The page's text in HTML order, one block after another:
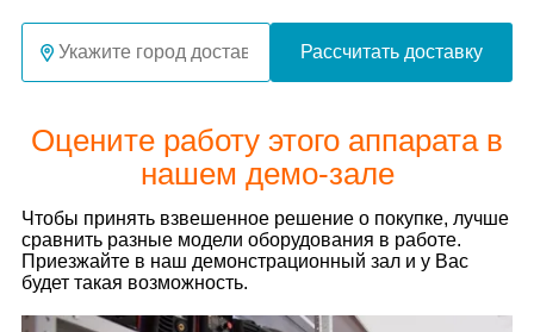
Рассчитать доставку
Оцените работу этого аппарата в
нашем демо-зале
Чтобы принять взвешенное решение о покупке, лучше
сравнить разные модели оборудования в работе.
Приезжайте в наш демонстрационный зал и у Вас
будет такая возможность.